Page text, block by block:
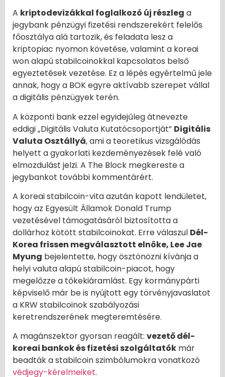
A kriptodevizákkal foglalkozó új részleg a
jegybank pénzügyi fizetési rendszerekért felelős
főosztálya alá tartozik, és feladata lesz a
kriptopiac nyomon követése, valamint a koreai
won alapú stabilcoinokkal kapcsolatos belső
egyeztetések vezetése. Ez a lépés egyértelmű jele
annak, hogy a BOK egyre aktívabb szerepet vállal
a digitális pénzügyek terén.
A központi bank ezzel egyidejűleg átnevezte
eddigi „Digitális Valuta Kutatócsoportját” Digitális
Valuta Osztállyá, ami a teoretikus vizsgálódás
helyett a gyakorlati kezdeményezések felé való
elmozdulást jelzi. A The Block megkereste a
jegybankot további kommentárért.
A koreai stabilcoin-vita azután kapott lendületet,
hogy az Egyesült Államok Donald Trump
vezetésével támogatásáról biztosította a
dollárhoz kötött stabilcoinokat. Erre válaszul Dél-
Korea frissen megválasztott elnöke, Lee Jae
Myung bejelentette, hogy ösztönözni kívánja a
helyi valuta alapú stabilcoin-piacot, hogy
megelőzze a tőkekiáramlást. Egy kormánypárti
képviselő már be is nyújtott egy törvényjavaslatot
a KRW stabilcoinok szabályozási
keretrendszerének megteremtésére.
A magánszektor gyorsan reagált: vezető dél-
koreai bankok és fizetési szolgáltatók már
beadták a stabilcoin szimbólumokra vonatkozó
védjegy-kérelmeiket.